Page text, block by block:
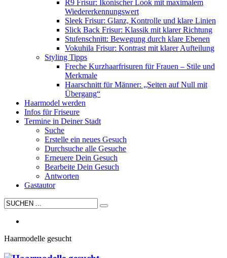
R9 Frisur: Ikonischer Look mit maximalem
Wiedererkennungswert
Sleek Frisur: Glanz, Kontrolle und klare Linien
Slick Back Frisur: Klassik mit klarer Richtung
Stufenschnitt: Bewegung durch klare Ebenen
Vokuhila Frisur: Kontrast mit klarer Aufteilung
Styling Tipps
Freche Kurzhaarfrisuren für Frauen – Stile und
Merkmale
Haarschnitt für Männer: „Seiten auf Null mit
Übergang“
Haarmodel werden
Infos für Friseure
Termine in Deiner Stadt
Suche
Erstelle ein neues Gesuch
Durchsuche alle Gesuche
Erneuere Dein Gesuch
Bearbeite Dein Gesuch
Antworten
Gastautor
Haarmodelle gesucht